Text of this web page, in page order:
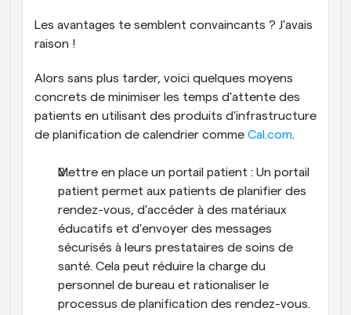
Les avantages te semblent convaincants ? J'avais
raison !
Alors sans plus tarder, voici quelques moyens
concrets de minimiser les temps d'attente des
patients en utilisant des produits d'infrastructure
de planification de calendrier comme Cal.com.
Mettre en place un portail patient : Un portail
patient permet aux patients de planifier des
rendez-vous, d'accéder à des matériaux
éducatifs et d'envoyer des messages
sécurisés à leurs prestataires de soins de
santé. Cela peut réduire la charge du
personnel de bureau et rationaliser le
processus de planification des rendez-vous.